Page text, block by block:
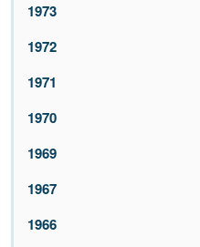
1973
1972
1971
1970
1969
1967
1966